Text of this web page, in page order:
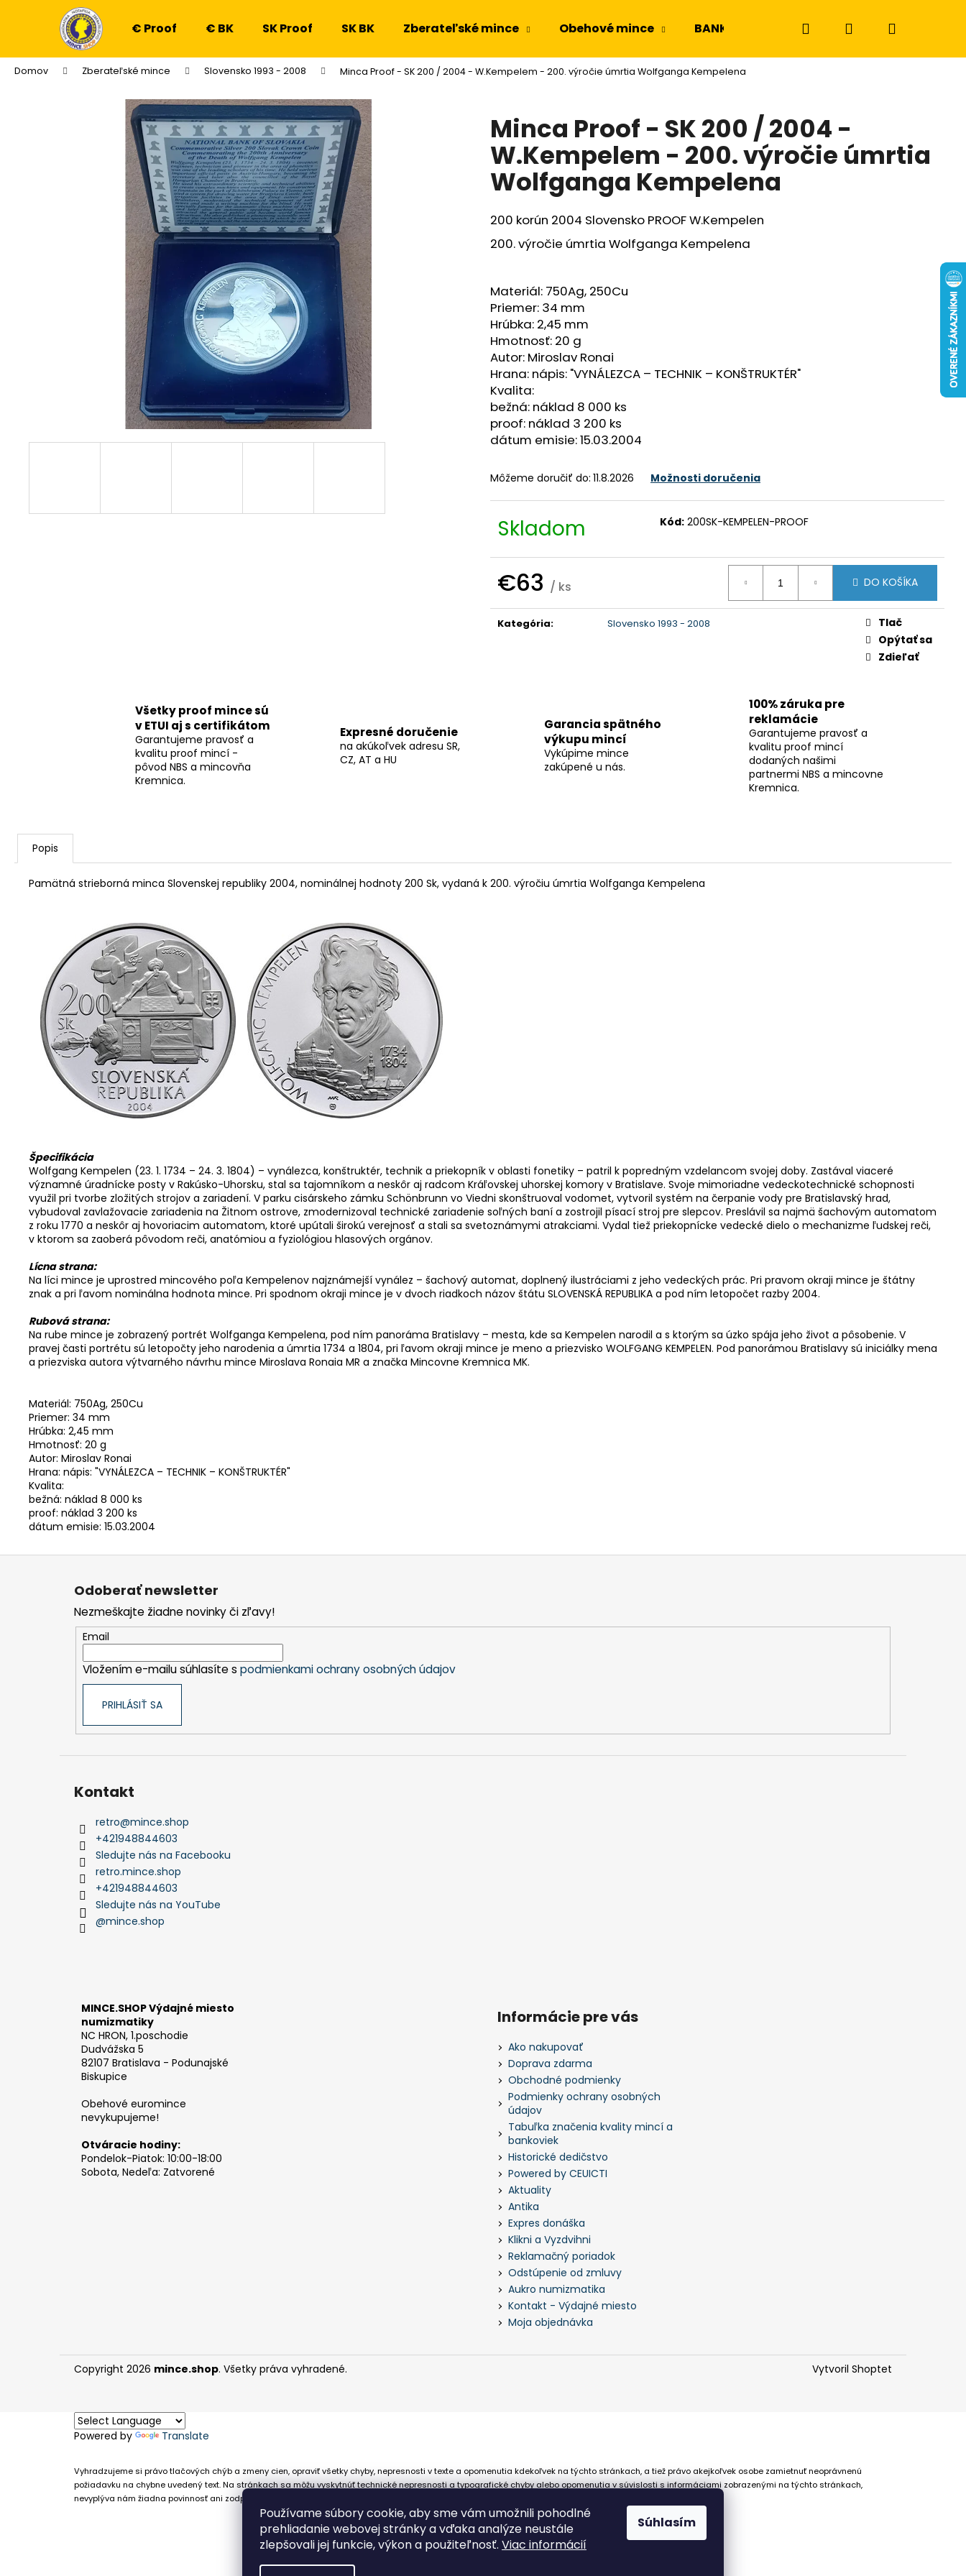
Používame súbory cookie, aby sme vám umožnili pohodlné
prehliadanie webovej stránky a vďaka analýze neustále
zlepšovali jej funkcie, výkon a použiteľnosť. Viac informácií
Súhlasím
€ Proof € BK SK Proof SK BK Zberateľské mince Obehové mince BANKOVKY NGC a PMG Odznaky a
HľadaťPrihlásenieNákupný
Domov Zberateľské mince Slovensko 1993 - 2008 Minca Proof - SK 200 / 2004 - W.Kempelem - 200. výročie úmrtia Wolfganga Kempelena
Minca Proof - SK 200 / 2004 -
W.Kempelem - 200. výročie úmrtia
Wolfganga Kempelena
200 korún 2004 Slovensko PROOF W.Kempelen
200. výročie úmrtia Wolfganga Kempelena
Materiál: 750Ag, 250Cu
Priemer: 34 mm
Hrúbka: 2,45 mm
Hmotnosť: 20 g
Autor: Miroslav Ronai
Hrana: nápis: "VYNÁLEZCA – TECHNIK – KONŠTRUKTÉR"
Kvalita:
bežná: náklad 8 000 ks
proof: náklad 3 200 ks
dátum emisie: 15.03.2004
Môžeme doručiť do: 11.8.2026 Možnosti doručenia
Skladom Kód: 200SK-KEMPELEN-PROOF
€63 / ks
cena:
DO KOŠÍKA
Kategória: Slovensko 1993 - 2008
Tlač
Opýtať sa
Zdieľať
Všetky proof mince sú
v ETUI aj s certifikátom
Garantujeme pravosť a
kvalitu proof mincí -
pôvod NBS a mincovňa
Kremnica.
Expresné doručenie
na akúkoľvek adresu SR,
CZ, AT a HU
Garancia spätného
výkupu mincí
Vykúpime mince
zakúpené u nás.
100% záruka pre
reklamácie
Garantujeme pravosť a
kvalitu proof mincí
dodaných našimi
partnermi NBS a mincovne
Kremnica.
Popis
Pamätná strieborná minca Slovenskej republiky 2004, nominálnej hodnoty 200 Sk, vydaná k 200. výročiu úmrtia Wolfganga Kempelena
Špecifikácia
Wolfgang Kempelen (23. 1. 1734 – 24. 3. 1804) – vynálezca, konštruktér, technik a priekopník v oblasti fonetiky – patril k popredným vzdelancom svojej doby. Zastával viaceré
významné úradnícke posty v Rakúsko-Uhorsku, stal sa tajomníkom a neskôr aj radcom Kráľovskej uhorskej komory v Bratislave. Svoje mimoriadne vedeckotechnické schopnosti
využil pri tvorbe zložitých strojov a zariadení. V parku cisárskeho zámku Schönbrunn vo Viedni skonštruoval vodomet, vytvoril systém na čerpanie vody pre Bratislavský hrad,
vybudoval zavlažovacie zariadenia na Žitnom ostrove, zmodernizoval technické zariadenie soľných baní a zostrojil písací stroj pre slepcov. Preslávil sa najmä šachovým automatom
z roku 1770 a neskôr aj hovoriacim automatom, ktoré upútali širokú verejnosť a stali sa svetoznámymi atrakciami. Vydal tiež priekopnícke vedecké dielo o mechanizme ľudskej reči,
v ktorom sa zaoberá pôvodom reči, anatómiou a fyziológiou hlasových orgánov.
Lícna strana:
Na líci mince je uprostred mincového poľa Kempelenov najznámejší vynález – šachový automat, doplnený ilustráciami z jeho vedeckých prác. Pri pravom okraji mince je štátny
znak a pri ľavom nominálna hodnota mince. Pri spodnom okraji mince je v dvoch riadkoch názov štátu SLOVENSKÁ REPUBLIKA a pod ním letopočet razby 2004.
Rubová strana:
Na rube mince je zobrazený portrét Wolfganga Kempelena, pod ním panoráma Bratislavy – mesta, kde sa Kempelen narodil a s ktorým sa úzko spája jeho život a pôsobenie. V
pravej časti portrétu sú letopočty jeho narodenia a úmrtia 1734 a 1804, pri ľavom okraji mince je meno a priezvisko WOLFGANG KEMPELEN. Pod panorámou Bratislavy sú iniciálky mena
a priezviska autora výtvarného návrhu mince Miroslava Ronaia MR a značka Mincovne Kremnica MK.
Materiál: 750Ag, 250Cu
Priemer: 34 mm
Hrúbka: 2,45 mm
Hmotnosť: 20 g
Autor: Miroslav Ronai
Hrana: nápis: "VYNÁLEZCA – TECHNIK – KONŠTRUKTÉR"
Kvalita:
bežná: náklad 8 000 ks
proof: náklad 3 200 ks
dátum emisie: 15.03.2004
í
Späť
do
obchodu
Späť
do
obchodu
Čo potrebujete nájsť?
HĽADAŤ
Z
Odoberať newsletter
Nezmeškajte žiadne novinky či zľavy!
Email
Vložením e-mailu súhlasíte s podmienkami ochrany osobných údajov
PRIHLÁSIŤ SA
Kontakt
retro@mince.shop
+421948844603
Sledujte nás na Facebooku
retro.mince.shop
+421948844603
Sledujte nás na YouTube
@mince.shop
MINCE.SHOP Výdajné miesto
numizmatiky
NC HRON, 1.poschodie
Dudvážska 5
82107 Bratislava - Podunajské
Biskupice
Obehové euromince
nevykupujeme!
Otváracie hodiny:
Pondelok-Piatok: 10:00-18:00
Sobota, Nedeľa: Zatvorené
Informácie pre vás
Ako nakupovať
Doprava zdarma
Obchodné podmienky
Podmienky ochrany osobných
údajov
Tabuľka značenia kvality mincí a
bankoviek
Historické dedičstvo
Powered by CEUICTI
Aktuality
Antika
Expres donáška
Klikni a Vyzdvihni
Reklamačný poriadok
Odstúpenie od zmluvy
Aukro numizmatika
Kontakt - Výdajné miesto
Moja objednávka
Vytvoril Shoptet
Copyright 2026 mince.shop. Všetky práva vyhradené.
Powered by Translate
Vyhradzujeme si právo tlačových chýb a zmeny cien, opraviť všetky chyby, nepresnosti v texte a opomenutia kdekoľvek na týchto stránkach, a tiež právo akejkoľvek osobe zamietnuť neoprávnenú
požiadavku na chybne uvedený text. Na stránkach sa môžu vyskytnúť technické nepresnosti a typografické chyby alebo opomenutia v súvislosti s informáciami zobrazenými na týchto stránkach,
nevyplýva nám žiadna povinnosť ani zodpovednosť v prípade, že sa spoliehajú na nepresné informácie poskytované na týchto stránkach.